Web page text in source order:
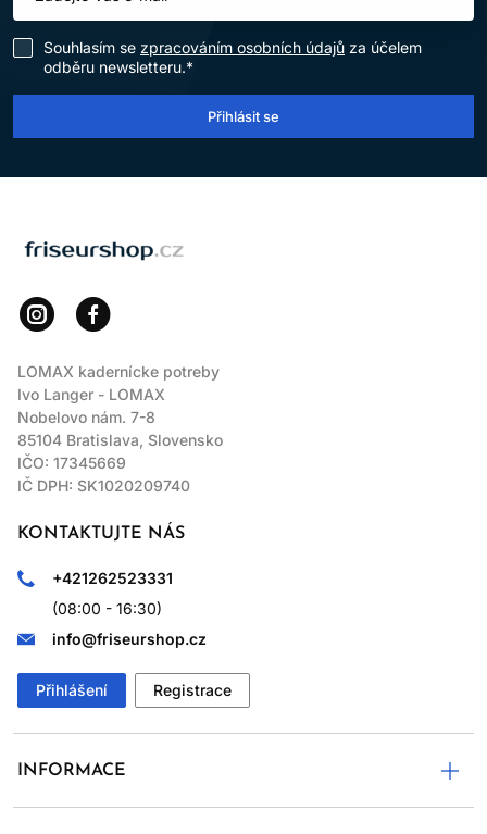
Souhlasím se zpracováním osobních údajů za účelem
odběru newsletteru.*
Přihlásit se
LOMAX kadernícke potreby
Ivo Langer - LOMAX
Nobelovo nám. 7-8
85104 Bratislava, Slovensko
IČO: 17345669
IČ DPH: SK1020209740
KONTAKTUJTE NÁS
+421262523331
(08:00 - 16:30)
info@friseurshop.cz
Přihlášení Registrace
INFORMACE